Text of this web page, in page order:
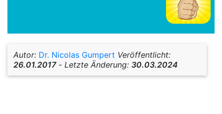
Autor: Dr. Nicolas Gumpert Veröffentlicht:
26.01.2017- Letzte Änderung: 30.03.2024